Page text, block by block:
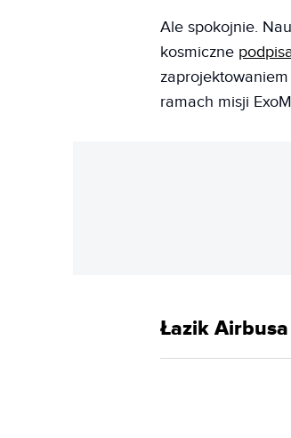
Ale spokojnie.
kosmiczne
ramach misji
Łazik